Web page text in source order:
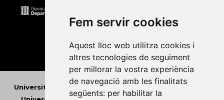
Fem servir cookies
Aquest lloc web utilitza cookies i
altres tecnologies de seguiment
per millorar la vostra experiència
de navegació amb les finalitats
següents: per habilitar la
Universitat Abat Oliba CEU • Universitat d'Alacant